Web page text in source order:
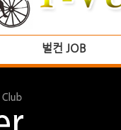
벌컨 JOB